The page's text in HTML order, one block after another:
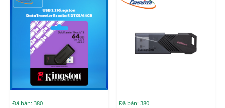
Đã bán: 380 Đã bán: 380